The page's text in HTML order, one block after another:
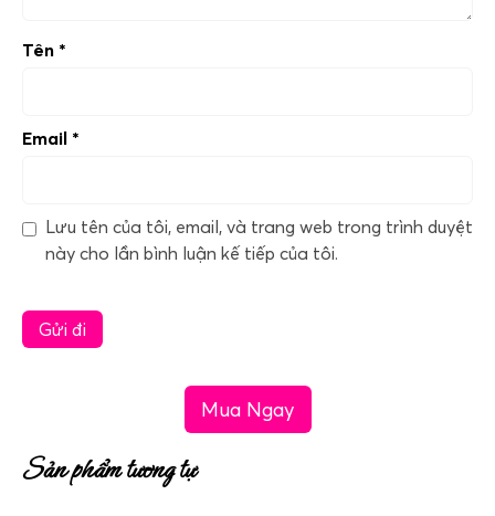
Tên *
Email *
Lưu tên của tôi, email, và trang web trong trình duyệt
này cho lần bình luận kế tiếp của tôi.
Mua Ngay
Sản phẩm tương tự